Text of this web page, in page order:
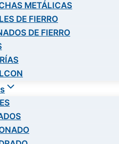
METÁLICAS
DE FIERRO
DE FIERRO